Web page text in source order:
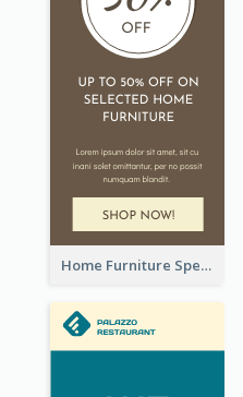
Home Furniture Special Sale Wide Skyscraper Banner